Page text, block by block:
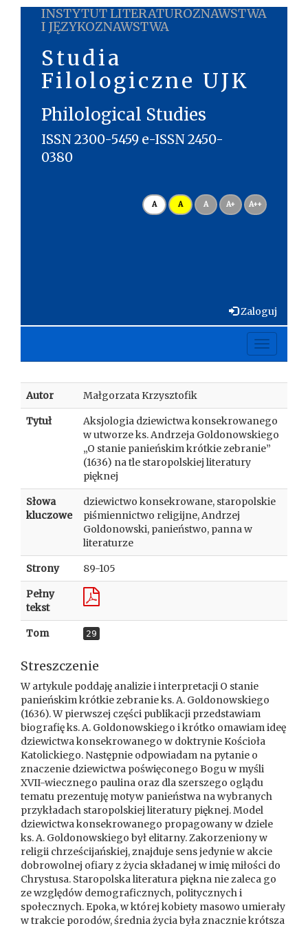
INSTYTUT LITERATUROZNAWSTWA
I JĘZYKOZNAWSTWA
Studia
Filologiczne UJK
Philological Studies
ISSN 2300-5459 e-ISSN 2450-
0380
A A A A+ A++
Zaloguj
Toggle
Autor Małgorzata Krzysztofik
Tytuł
Aksjologia dziewictwa konsekrowanego
w utworze ks. Andrzeja Goldonowskiego
„O stanie panieńskim krótkie zebranie”
(1636) na tle staropolskiej literatury
pięknej
Słowa
kluczowe
dziewictwo konsekrowane, staropolskie
piśmiennictwo religijne, Andrzej
Goldonowski, panieństwo, panna w
literaturze
Strony 89-105
Pełny
tekst
Tom 29
Streszczenie
W artykule poddaję analizie i interpretacji O stanie
panieńskim krótkie zebranie ks. A. Goldonowskiego
(1636). W pierwszej części publikacji przedstawiam
biografię ks. A. Goldonowskiego i krótko omawiam ideę
dziewictwa konsekrowanego w doktrynie Kościoła
Katolickiego. Następnie odpowiadam na pytanie o
znaczenie dziewictwa poświęconego Bogu w myśli
XVII-wiecznego paulina oraz dla szerszego oglądu
tematu prezentuję motyw panieństwa na wybranych
przykładach staropolskiej literatury pięknej. Model
dziewictwa konsekrowanego propagowany w dziele
ks. A. Goldonowskiego był elitarny. Zakorzeniony w
religii chrześcijańskiej, znajduje sens jedynie w akcie
dobrowolnej ofiary z życia składanej w imię miłości do
Chrystusa. Staropolska literatura piękna nie zaleca go
ze względów demograficznych, politycznych i
społecznych. Epoka, w której kobiety masowo umierały
w trakcie porodów, średnia życia była znacznie krótsza